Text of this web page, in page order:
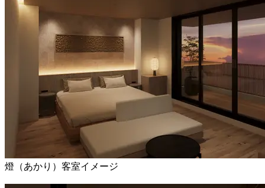
燈（あかり）客室イメージ